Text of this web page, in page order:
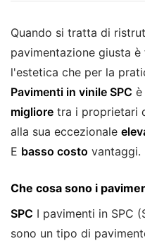
Quando si tratta di
pavimentazione giusta
l'estetica che per la
Pavimenti in vinile SPC è
migliore tra i proprietari
alla sua eccezionale
E basso costo vantaggi.
Che cosa sono i
SPC I pavimenti in SPC
sono un tipo di